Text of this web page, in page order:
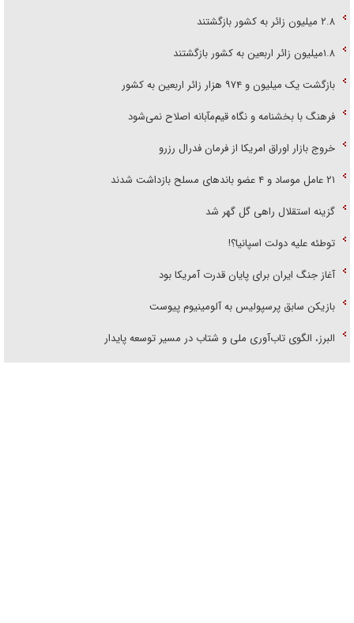
۲.۸ میلیون زائر به کشور بازگشتند
۱.۸میلیون زائر اربعین به کشور بازگشتند
بازگشت یک میلیون و ۹۷۴ هزار زائر اربعین به کشور
فرهنگ با بخشنامه و نگاه قیم‌مآبانه اصلاح نمی‌شود
خروج بازار اوراق امریکا از فرمان فدرال رزرو
۲۱ عامل موساد و ۴ عضو باند‌های مسلح بازداشت شدند
گزینه استقلال راهی گل گهر شد
توطئه علیه دولت اسپانیا؟!
آغاز جنگ ایران برای پایان قدرت آمریکا بود
بازیکن سابق پرسپولیس به آلومینیوم پیوست
البرز، الگوی تاب‌آوری ملی و شتاب در مسیر توسعه پایدار